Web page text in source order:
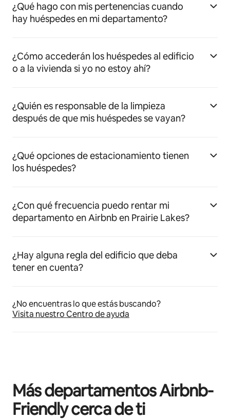
¿Qué hago con mis pertenencias cuando
hay huéspedes en mi departamento?
¿Cómo accederán los huéspedes al edificio
o a la vivienda si yo no estoy ahí?
¿Quién es responsable de la limpieza
después de que mis huéspedes se vayan?
¿Qué opciones de estacionamiento tienen
los huéspedes?
¿Con qué frecuencia puedo rentar mi
departamento en Airbnb en Prairie Lakes?
¿Hay alguna regla del edificio que deba
tener en cuenta?
¿No encuentras lo que estás buscando?
Visita nuestro Centro de ayuda
Más departamentos Airbnb-
Friendly cerca de ti